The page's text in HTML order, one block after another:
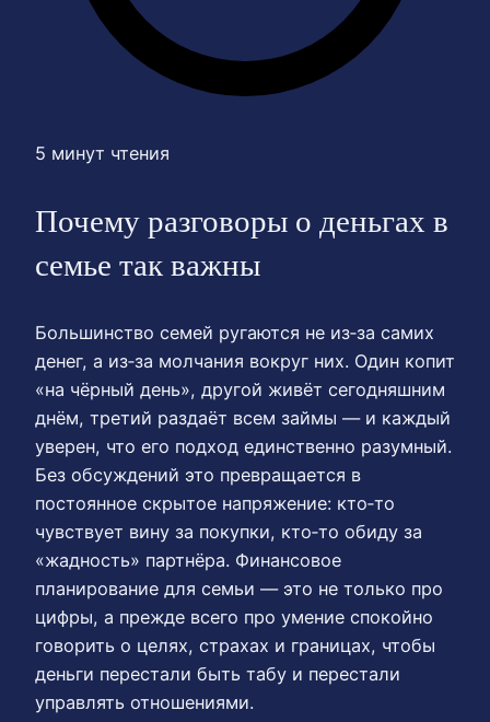
5 минут чтения
Почему разговоры о деньгах в
семье так важны
Большинство семей ругаются не из‑за самих
денег, а из‑за молчания вокруг них. Один копит
«на чёрный день», другой живёт сегодняшним
днём, третий раздаёт всем займы — и каждый
уверен, что его подход единственно разумный.
Без обсуждений это превращается в
постоянное скрытое напряжение: кто‑то
чувствует вину за покупки, кто‑то обиду за
«жадность» партнёра. Финансовое
планирование для семьи — это не только про
цифры, а прежде всего про умение спокойно
говорить о целях, страхах и границах, чтобы
деньги перестали быть табу и перестали
управлять отношениями.